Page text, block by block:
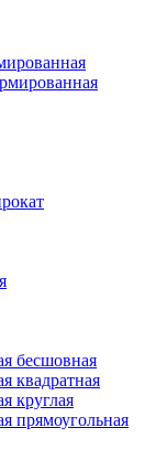
бесшовная
квадратная
круглая
прямоугольная